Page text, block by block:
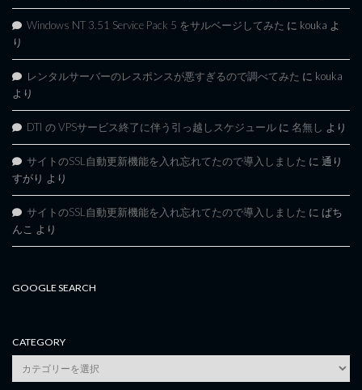
Windows NT 3.51 Service Pack 5 をサルベージしてみた に kouka よ
り
レンタルサーバーのレスポンスが悪すぎるので調べてみた に kouka
より
DTI の VPSサービス終了に伴う引っ越しスケジュール に 名無し より
サイトのSSL自動更新機能を入れ忘れてたので導入しました に 通り
すがり より
サイトのSSL自動更新機能を入れ忘れてたので導入しました に ぱち
んこ より
GOOGLE SEARCH
CATEGORY
category